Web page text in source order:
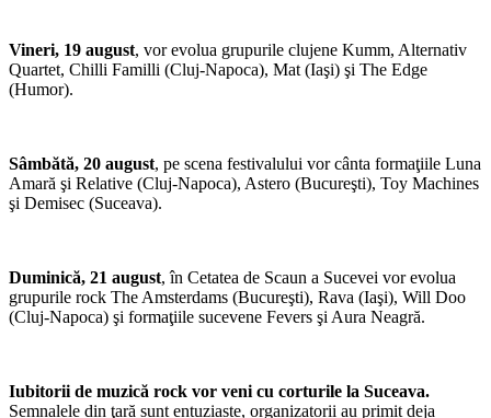
Vineri, 19 august, vor evolua grupurile clujene Kumm, Alternativ
Quartet, Chilli Familli (Cluj-Napoca), Mat (Iaşi) şi The Edge
(Humor).
Sâmbătă, 20 august, pe scena festivalului vor cânta formaţiile Luna
Amară şi Relative (Cluj-Napoca), Astero (Bucureşti), Toy Machines
şi Demisec (Suceava).
Duminică, 21 august, în Cetatea de Scaun a Sucevei vor evolua
grupurile rock The Amsterdams (Bucureşti), Rava (Iaşi), Will Doo
(Cluj-Napoca) şi formaţiile sucevene Fevers şi Aura Neagră.
Iubitorii de muzică rock vor veni cu corturile la Suceava.
Semnalele din ţară sunt entuziaste, organizatorii au primit deja